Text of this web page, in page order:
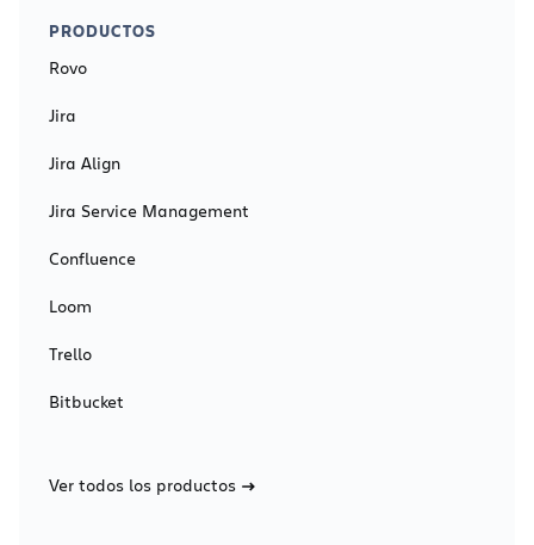
PRODUCTOS
Rovo
Jira
Jira Align
Jira Service Management
Confluence
Loom
Trello
Bitbucket
Ver todos los productos